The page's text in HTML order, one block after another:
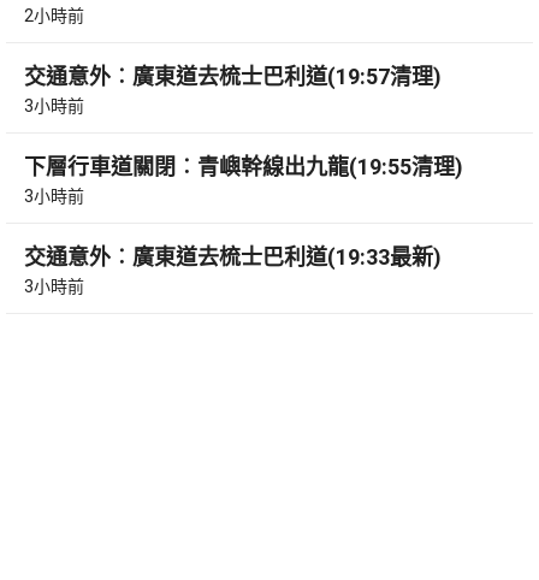
2小時前
交通意外︰廣東道去梳士巴利道(19:57清理)
3小時前
下層行車道關閉︰青嶼幹線出九龍(19:55清理)
3小時前
交通意外︰廣東道去梳士巴利道(19:33最新)
3小時前